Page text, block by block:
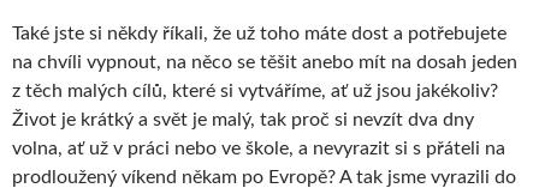
Také jste si někdy říkali, že už toho máte dost a potřebujete
na chvíli vypnout, na něco se těšit anebo mít na dosah jeden
z těch malých cílů, které si vytváříme, ať už jsou jakékoliv?
Život je krátký a svět je malý, tak proč si nevzít dva dny
volna, ať už v práci nebo ve škole, a nevyrazit si s přáteli na
prodloužený víkend někam po Evropě? A tak jsme vyrazili do